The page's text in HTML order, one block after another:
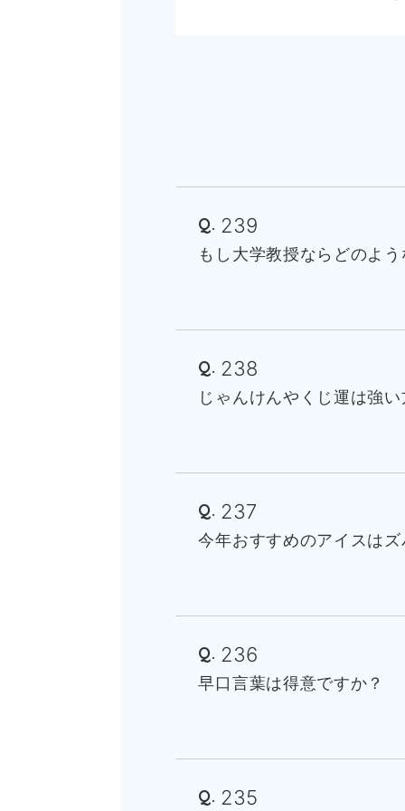
239
もし大学教授ならどのよ
238
じゃんけんやくじ運は強
237
今年おすすめのアイスは
236
早口言葉は得意ですか？
235